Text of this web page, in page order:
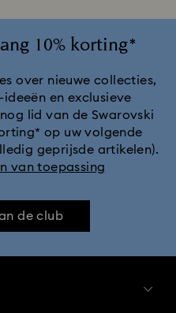
10% korting*
over nieuwe collecties,
en exclusieve
lid van de Swarovski
op uw volgende
geprijsde artikelen).
van toepassing
de club